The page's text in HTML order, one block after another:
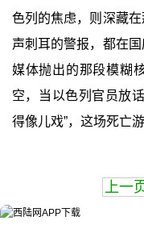
色列的焦虑，则深藏
声刺耳的警报，都在
媒体抛出的那段模糊
空，当以色列官员放
得像儿戏”，这场死亡
上一